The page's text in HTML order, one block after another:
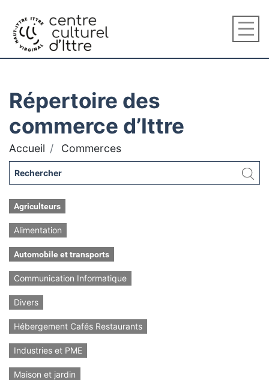
Répertoire des
commerce d’Ittre
Accueil Commerces
Agriculteurs
Alimentation
Automobile et transports
Communication Informatique
Divers
Hébergement Cafés Restaurants
Industries et PME
Maison et jardin